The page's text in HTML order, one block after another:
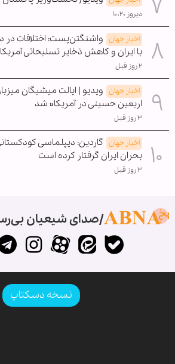
دیروز ۱۰:۲۰
اخبار جهان واشنگتن‌پست: اختلافات
با ایران و کاهش ذخایر تسلیحاتی
۲ روز قبل
اخبار جهان ویدیو | ایالت میشیگان
اربعین حسینی در آمریکا« شد
۳ روز قبل
اخبار جهان گاردین: دیپلماسی
بحران ایران گرفتار کرده است
۳ روز قبل
صدای شیعیان
نسخه دسکتاپ